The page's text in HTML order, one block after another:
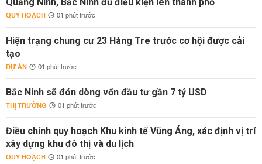
QUY HOẠCH 01 phút trước
Hiện trạng chung cư 23 Hàng Tre trước cơ hội được cải
tạo
DỰ ÁN 01 phút trước
Bắc Ninh sẽ đón dòng vốn đầu tư gần 7 tỷ USD
THỊ TRƯỜNG 01 phút trước
Điều chỉnh quy hoạch Khu kinh tế Vũng Áng, xác định vị trí
xây dựng khu đô thị và du lịch
QUY HOẠCH 01 phút trước